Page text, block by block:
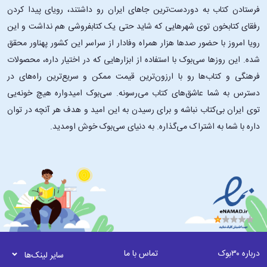
نقشی بسیار مهم در زندگی ما خواهند داشت. ما اغلب به این فکر می‌کنیم که
برای مشکلات روانی خود چه کار باید بکنیم؛ مشکلاتی مثل ترس، اضطراب،
بی‌تصمیمی، تنهایی و ناامیدی؛ در حالی که اصل همۀ این‌ها از اندیشه‌ها و
تفکرات ما ناشی می‌شود. غیر از هفت هنر اساسی، شاید اساسی‌ترین و
ضروری‌ترین هنر برای هر انسانی، هنر تغییر اندیشه‌های نادرست به
اندیشه‌های درست باشید. وین دایر در این کتاب که عنوان اصلی‌اشYour
Erroneous Zonesیا «نقطه ضعف‌های شخصیت شما» است، می‌خواهد
خوانندگان را با نقطه ضعف‌های خودشان آشنا کند و این‌که آیا درست است که
ما در مقابل نقاط ضعف‌مان حساس باشیم؟ آیا بجاست که نقطه‌ضعف خود را
در کتاب چگونه شخصیت سالم‌تر بیابیم چه
می‌خوانیم؟
هر بخش از این کتاب همانند یک جلسۀ مشاوره و راهنمایی نوشته شده است،
به این منظور که هر چه بیشتر، امکانات و مقدورات کمک به خویشتن را
شخصیت‌شکن، و همچنین سوابق تاریخی آن در فرهنگ جامعه و وجود شما
فرستادن کتاب به دوردست‌ترین جاهای ایران رو داشتند، رویای پیدا کردن
رفقای کتابخون توی شهرهایی که شاید حتی یک کتابفروشی هم نداشت و این
رویا امروز با حضور صدها هزار همراه وفادار از سراسر این کشور پهناور محقق
شده. این ‌روزها سی‌بوک با استفاده از ابزارهایی که در اختیار داره، محصولات
فرهنگی و کتاب‌ها رو با ارزون‌ترین قیمت ممکن و سریع‌ترین راه‌های در
دسترس به شما عاشق‌های کتاب می‌رسونه. سی‌بوک امیدواره هیچ خونه‌یی
توی ایران بی‌کتاب نباشه و برای رسیدن به این امید و هدف هر آنچه در توان
داره با شما به اشتراک می‌گذاره. به دنیای سی‌بوک خوش اومدید.
درباره ۳۰بوک تماس با ما سایر لینک‌ها